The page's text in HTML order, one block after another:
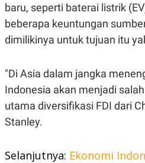
T
A
K
E
N
E
P
R
A
E
T
I
S
I
K
baru, seperti baterai listrik
beberapa keuntungan
dimilikinya untuk tujuan itu
"Di Asia dalam jangka
Indonesia akan menjadi
utama diversifikasi FDI dari
Stanley.
Selanjutnya: Ekonomi